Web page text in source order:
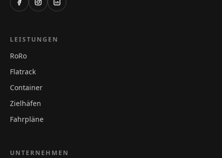
LEISTUNGEN
RoRo
Flatrack
Container
Zielhäfen
Fahrpläne
UNTERNEHMEN